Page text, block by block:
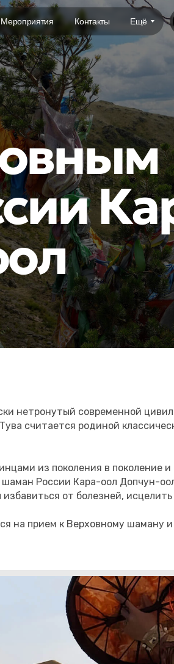
Мероприятия Ещё
Контакты
нетронутый современной
считается родиной
из поколения в
России Кара-оол Допчун-
от болезней,
на прием к Верховному шаману